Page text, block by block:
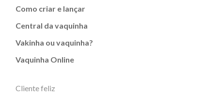
Como criar e lançar
Central da vaquinha
Vakinha ou vaquinha?
Vaquinha Online
Cliente feliz